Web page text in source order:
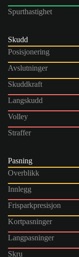
Spurthastighet
Skudd
Posisjonering
Avslutninger
Skuddkraft
Langskudd
Volley
Straffer
Pasning
Overblikk
Innlegg
Frisparkpresisjon
Kortpasninger
Langpasninger
Skru